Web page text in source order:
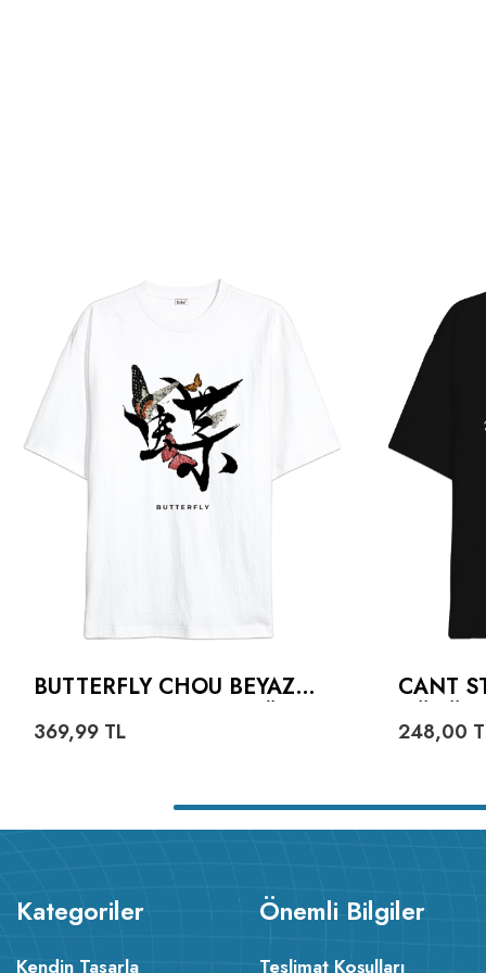
BUTTERFLY CHOU BEYAZ
369,99 TL
CANT
UNISEX
248,00
Kategoriler
Kendin Tasarla
Önemli Bilgiler
Teslimat Koşulları